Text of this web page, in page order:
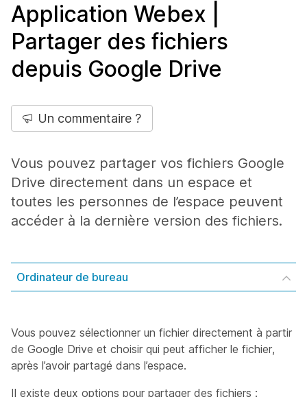
Application Webex |
Partager des fichiers
depuis Google Drive
Un commentaire ?
Vous pouvez partager vos fichiers Google
Drive directement dans un espace et
toutes les personnes de l’espace peuvent
accéder à la dernière version des fichiers.
Ordinateur de bureau
Vous pouvez sélectionner un fichier directement à partir
de Google Drive et choisir qui peut afficher le fichier,
après l’avoir partagé dans l’espace.
Il existe deux options pour partager des fichiers :